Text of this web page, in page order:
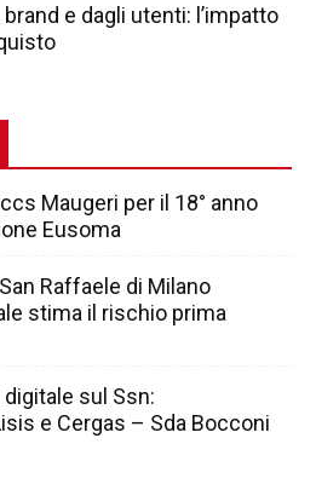
e dagli utenti: l’impatto
Maugeri per il 18° anno
Eusoma
Raffaele di Milano
stima il rischio prima
sul Ssn:
e Cergas – Sda Bocconi